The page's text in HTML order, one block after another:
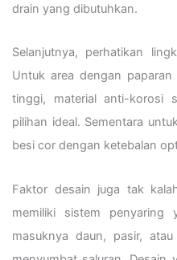
drain yang dibutuhkan.
Selanjutnya, perhatikan
Untuk area dengan
tinggi, material anti-korosi
pilihan ideal. Sementara
besi cor dengan ketebalan
Faktor desain juga tak
memiliki sistem penyaring
masuknya daun, pasir,